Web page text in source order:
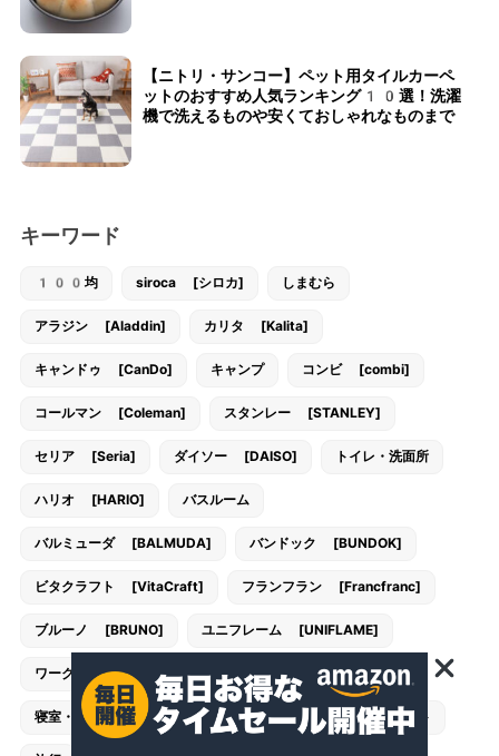
【ニトリ・サンコー】ペット用タイルカーペ
ットのおすすめ人気ランキング10選！洗濯
機で洗えるものや安くておしゃれなものまで
キーワード
100均 siroca [シロカ] しまむら
アラジン [Aladdin] カリタ [Kalita]
キャンドゥ [CanDo] キャンプ コンビ [combi]
コールマン [Coleman] スタンレー [STANLEY]
セリア [Seria] ダイソー [DAISO] トイレ・洗面所
ハリオ [HARIO] バスルーム
バルミューダ [BALMUDA] バンドック [BUNDOK]
ビタクラフト [VitaCraft] フランフラン [Francfranc]
ブルーノ [BRUNO] ユニフレーム [UNIFLAME]
ワークマン [workman] 子供部屋・キッズルーム
寝室・ベッドルーム 庭・テラス 押入れ・クローゼット